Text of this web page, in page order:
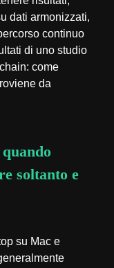
dati armonizzati,
continuo
di uno studio
come
da
soltanto e
su Mac e